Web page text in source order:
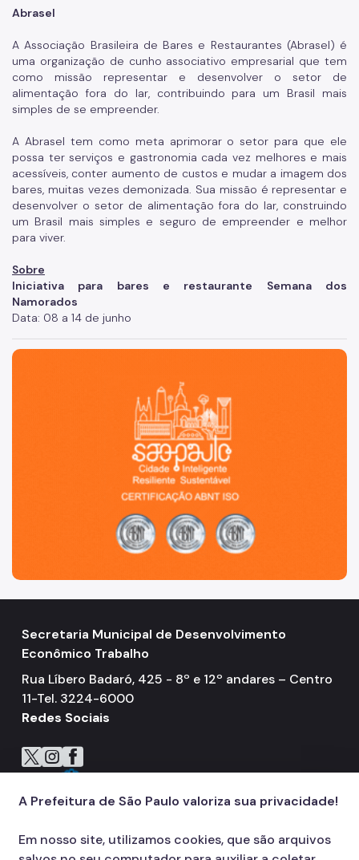
Abrasel
A Associação Brasileira de Bares e Restaurantes (Abrasel) é
uma organização de cunho associativo empresarial que tem
como missão representar e desenvolver o setor de
alimentação fora do lar, contribuindo para um Brasil mais
simples de se empreender.
A Abrasel tem como meta aprimorar o setor para que ele
possa ter serviços e gastronomia cada vez melhores e mais
acessíveis, conter aumento de custos e mudar a imagem dos
bares, muitas vezes demonizada. Sua missão é representar e
desenvolver o setor de alimentação fora do lar, construindo
um Brasil mais simples e seguro de empreender e melhor
para viver.
Sobre
Iniciativa para bares e restaurante Semana dos
Namorados
Data: 08 a 14 de junho
São Paulo, cidade inteligente, resiliente e sustentável
Secretaria Municipal de Desenvolvimento
Econômico Trabalho
Rua Líbero Badaró, 425 - 8º e 12º andares – Centro
11-Tel. 3224-6000
Redes Sociais
Icone do X
Icone do Instagram
Icone do Facebook
Icone do Flickr
A Prefeitura de São Paulo valoriza sua privacidade!
Em nosso site, utilizamos cookies, que são arquivos